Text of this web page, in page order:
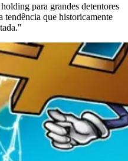
para grandes detentores
tendência que historicamente